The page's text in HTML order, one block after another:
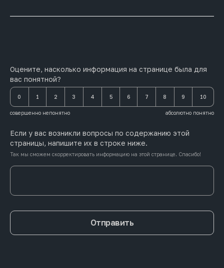
Оцените, насколько информация на странице была для
вас понятной?
0 1 2 3 4 5 6 7 8 9 10
совершенно непонятно абсолютно понятно
Если у вас возникли вопросы по содержанию этой
страницы, напишите их в строке ниже.
Так мы сможем скорректировать информацию на этой странице. Спасибо!
Отправить